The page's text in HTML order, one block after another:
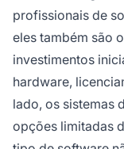
profissionais de
eles também são
investimentos
hardware,
lado, os sistemas
opções limitadas